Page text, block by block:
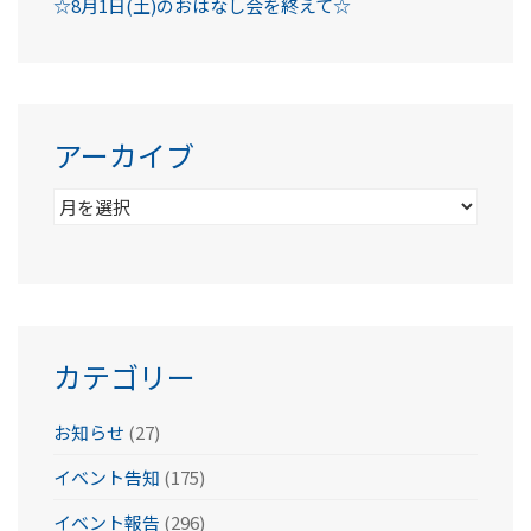
☆8月1日(土)のおはなし会を終えて☆
アーカイブ
ア
カテゴリー
お知らせ (27)
イベント告知 (175)
イベント報告 (296)